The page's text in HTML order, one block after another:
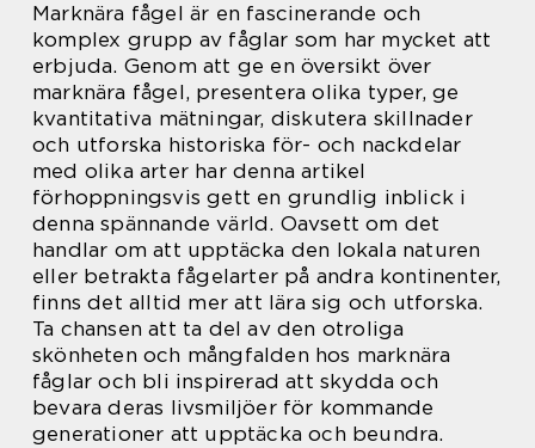
Marknära fågel är en fascinerande och
komplex grupp av fåglar som har mycket att
erbjuda. Genom att ge en översikt över
marknära fågel, presentera olika typer, ge
kvantitativa mätningar, diskutera skillnader
och utforska historiska för- och nackdelar
med olika arter har denna artikel
förhoppningsvis gett en grundlig inblick i
denna spännande värld. Oavsett om det
handlar om att upptäcka den lokala naturen
eller betrakta fågelarter på andra kontinenter,
finns det alltid mer att lära sig och utforska.
Ta chansen att ta del av den otroliga
skönheten och mångfalden hos marknära
fåglar och bli inspirerad att skydda och
bevara deras livsmiljöer för kommande
generationer att upptäcka och beundra.